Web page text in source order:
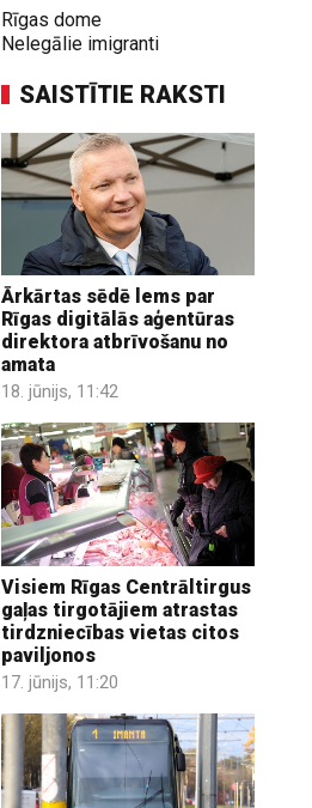
Rīgas dome
Nelegālie imigranti
SAISTĪTIE RAKSTI
Ārkārtas sēdē lems par
Rīgas digitālās aģentūras
direktora atbrīvošanu no
amata
18. jūnijs, 11:42
Visiem Rīgas Centrāltirgus
gaļas tirgotājiem atrastas
tirdzniecības vietas citos
paviljonos
17. jūnijs, 11:20